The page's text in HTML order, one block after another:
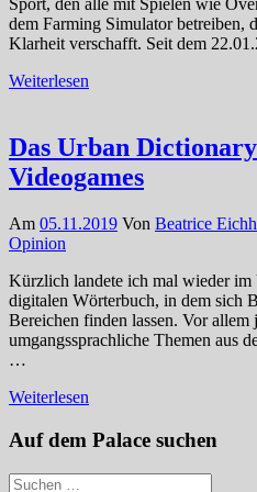
Sport, den alle mit Spielen wie
dem Farming Simulator betreiben,
Klarheit verschafft. Seit dem
Weiterlesen
Das Urban
Videogames
Am 05.11.2019 Von Beatrice
Opinion
Kürzlich landete ich mal wieder
digitalen Wörterbuch, in dem sich
Bereichen finden lassen. Vor allem
umgangssprachliche Themen aus
…
Weiterlesen
Auf dem Palace suchen
Suchen